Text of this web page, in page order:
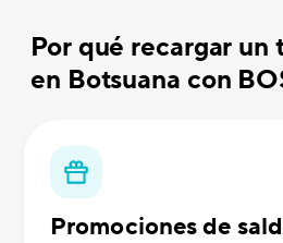
Por qué recargar
en Botsuana con
Promociones de